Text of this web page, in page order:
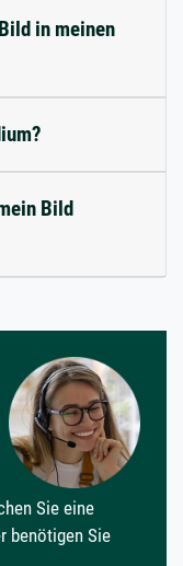
in meinen
Bild
Sie eine
benötigen Sie